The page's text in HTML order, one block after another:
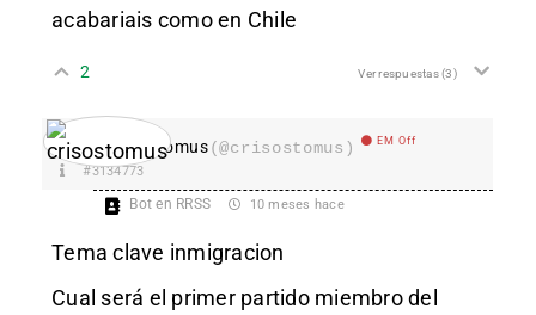
acabariais como en Chile
2 Ver respuestas(3)
crisostomus(@crisostomus) EM Off
#3134773
Bot en RRSS 10 meses hace
Tema clave inmigracion
Cual será el primer partido miembro del